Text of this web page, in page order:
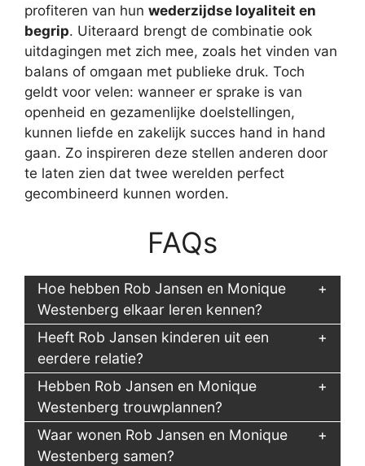
profiteren van hun wederzijdse loyaliteit en
begrip. Uiteraard brengt de combinatie ook
uitdagingen met zich mee, zoals het vinden van
balans of omgaan met publieke druk. Toch
geldt voor velen: wanneer er sprake is van
openheid en gezamenlijke doelstellingen,
kunnen liefde en zakelijk succes hand in hand
gaan. Zo inspireren deze stellen anderen door
te laten zien dat twee werelden perfect
gecombineerd kunnen worden.
FAQs
Hoe hebben Rob Jansen en Monique
Westenberg elkaar leren kennen?
Heeft Rob Jansen kinderen uit een
eerdere relatie?
Hebben Rob Jansen en Monique
Westenberg trouwplannen?
Waar wonen Rob Jansen en Monique
Westenberg samen?